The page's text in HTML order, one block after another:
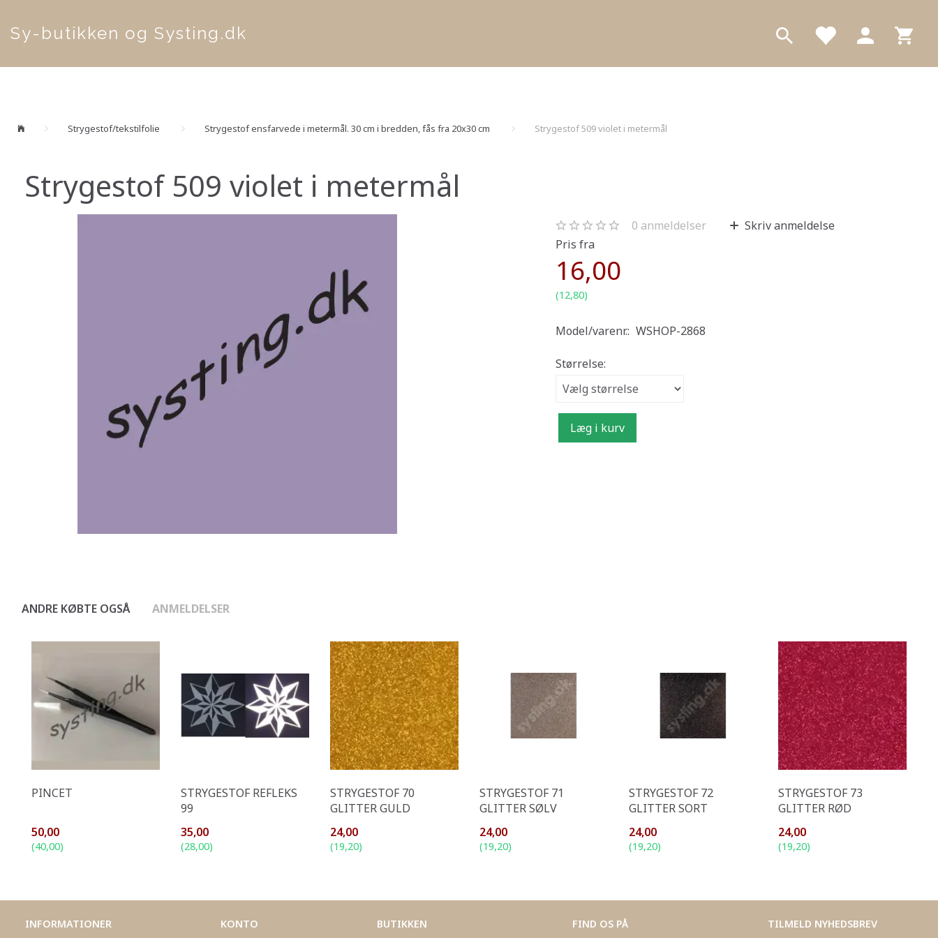
Sy-butikken og Systing.dk
Strygestof/tekstilfolie Strygestof ensfarvede i metermål. 30 cm i bredden, fås fra 20x30 cm Strygestof 509 violet i metermål
Strygestof 509 violet i metermål
0 anmeldelser
Skriv anmeldelse
Pris fra
16,00
(12,80)
Model/varenr.: WSHOP-2868
Størrelse:
Læg i kurv
ANDRE KØBTE OGSÅ ANMELDELSER
PINCET
50,00
(40,00)
STRYGESTOF REFLEKS
99
35,00
(28,00)
STRYGESTOF 70
GLITTER GULD
24,00
(19,20)
STRYGESTOF 71
GLITTER SØLV
24,00
(19,20)
STRYGESTOF 72
GLITTER SORT
24,00
(19,20)
STRYGESTOF 73
GLITTER RØD
24,00
(19,20)
INFORMATIONER KONTO BUTIKKEN FIND OS PÅ TILMELD NYHEDSBREV